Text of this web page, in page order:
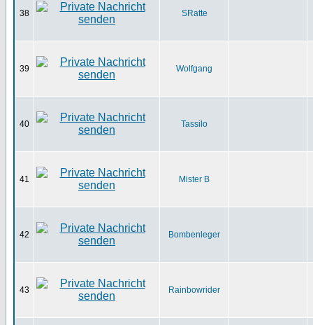
38 SRatte
39 Wolfgang
40 Tassilo
41 Mister B
42 Bombenleger
43 Rainbowrider